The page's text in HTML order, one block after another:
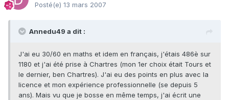
Posté(e) 13 mars 2007
Annedu49 a dit :
J'ai eu 30/60 en maths et idem en français, j'étais 486è sur
1180 et j'ai été prise à Chartres (mon 1er choix était Tours et
le dernier, ben Chartres). J'ai eu des points en plus avec la
licence et mon expérience professionnelle (se depuis 5
ans). Mais vu que je bosse en même temps, j'ai écrit une